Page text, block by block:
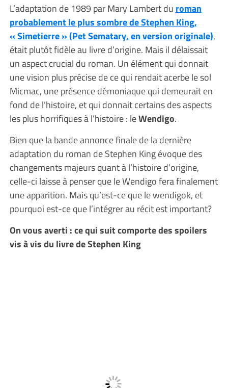
L’adaptation de 1989 par Mary Lambert du roman
probablement le plus sombre de Stephen King,
« Simetierre » (Pet Sematary, en version originale),
était plutôt fidèle au livre d’origine. Mais il délaissait
un aspect crucial du roman. Un élément qui donnait
une vision plus précise de ce qui rendait acerbe le sol
Micmac, une présence démoniaque qui demeurait en
fond de l’histoire, et qui donnait certains des aspects
les plus horrifiques à l’histoire : leWendigo.
Bien que la bande annonce finale de la dernière
adaptation du roman de Stephen King évoque des
changements majeurs quant à l’histoire d’origine,
celle-ci laisse à penser que le Wendigo fera finalement
une apparition. Mais qu’est-ce que le wendigok, et
pourquoi est-ce que l’intégrer au récit est important?
On vous averti : ce qui suit comporte des spoilers
vis à vis du livre de Stephen King